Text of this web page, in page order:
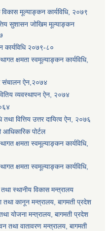
मूल्याङ्कन कार्यविधि, २०७९
सुशासन जोखिम मूल्याङ्कन
कार्यविधि २०७९-८०
क्षमता स्वमूल्याङ्कन कार्यविधि,
संचालन ऐन,२०७४
व्यवस्थापन ऐन, २०७४
तथा वित्तिय उत्तर दायित्व ऐन, २०७६
पोर्टल
क्षमता स्वमूल्याङ्कन कार्यविधि,
क्षमता स्वमूल्याङ्कन कार्यविधि,
स्थानीय विकास मन्त्रालय
तथा कानून मन्त्रालय, बागमती प्रदेश
योजना मन्त्रालय, बागमती प्रदेश
तथा वातावरण मन्त्रालय, बागमती